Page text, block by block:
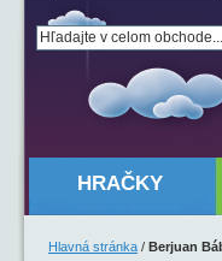
HRAČKY
Hlavná stránka / Berjuan